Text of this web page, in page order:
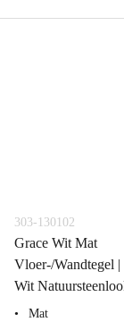
303-130102
Grace Wit Mat
Vloer-/Wandtegel
Wit
Mat